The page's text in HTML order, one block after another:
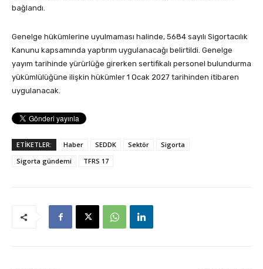
bağlandı.
Genelge hükümlerine uyulmaması halinde, 5684 sayılı Sigortacılık
Kanunu kapsamında yaptırım uygulanacağı belirtildi. Genelge
yayım tarihinde yürürlüğe girerken sertifikalı personel bulundurma
yükümlülüğüne ilişkin hükümler 1 Ocak 2027 tarihinden itibaren
uygulanacak.
ETİKETLER: Haber SEDDK Sektör
Sigorta
Sigorta gündemi
TFRS 17